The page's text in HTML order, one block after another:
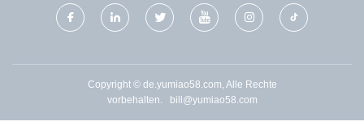
Copyright © de.yumiao58.com, Alle Rechte
vorbehalten.
bill@yumiao58.com